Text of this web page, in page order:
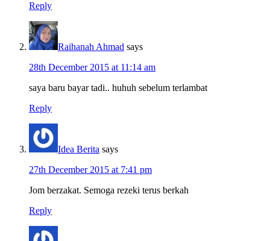
Reply
Raihanah Ahmad says
28th December 2015 at 11:14 am
saya baru bayar tadi.. huhuh sebelum terlambat
Reply
Idea Berita says
27th December 2015 at 7:41 pm
Jom berzakat. Semoga rezeki terus berkah
Reply